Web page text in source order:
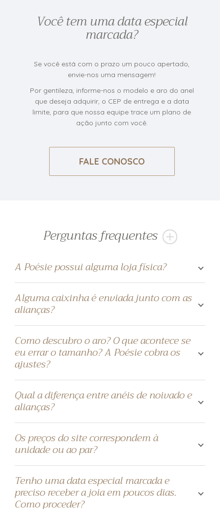
Você tem uma data especial
marcada?
Se você está com o prazo um pouco apertado,
envie-nos uma mensagem!
Por gentileza, informe-nos o modelo e aro do anel
que deseja adquirir, o CEP de entrega e a data
limite, para que nossa equipe trace um plano de
ação junto com você.
FALE CONOSCO
Perguntas frequentes
A Poésie possui alguma loja física?
Alguma caixinha é enviada junto com as
alianças?
Como descubro o aro? O que acontece se
eu errar o tamanho? A Poésie cobra os
ajustes?
Qual a diferença entre anéis de noivado e
alianças?
Os preços do site correspondem à
unidade ou ao par?
Tenho uma data especial marcada e
preciso receber a joia em poucos dias.
Como proceder?